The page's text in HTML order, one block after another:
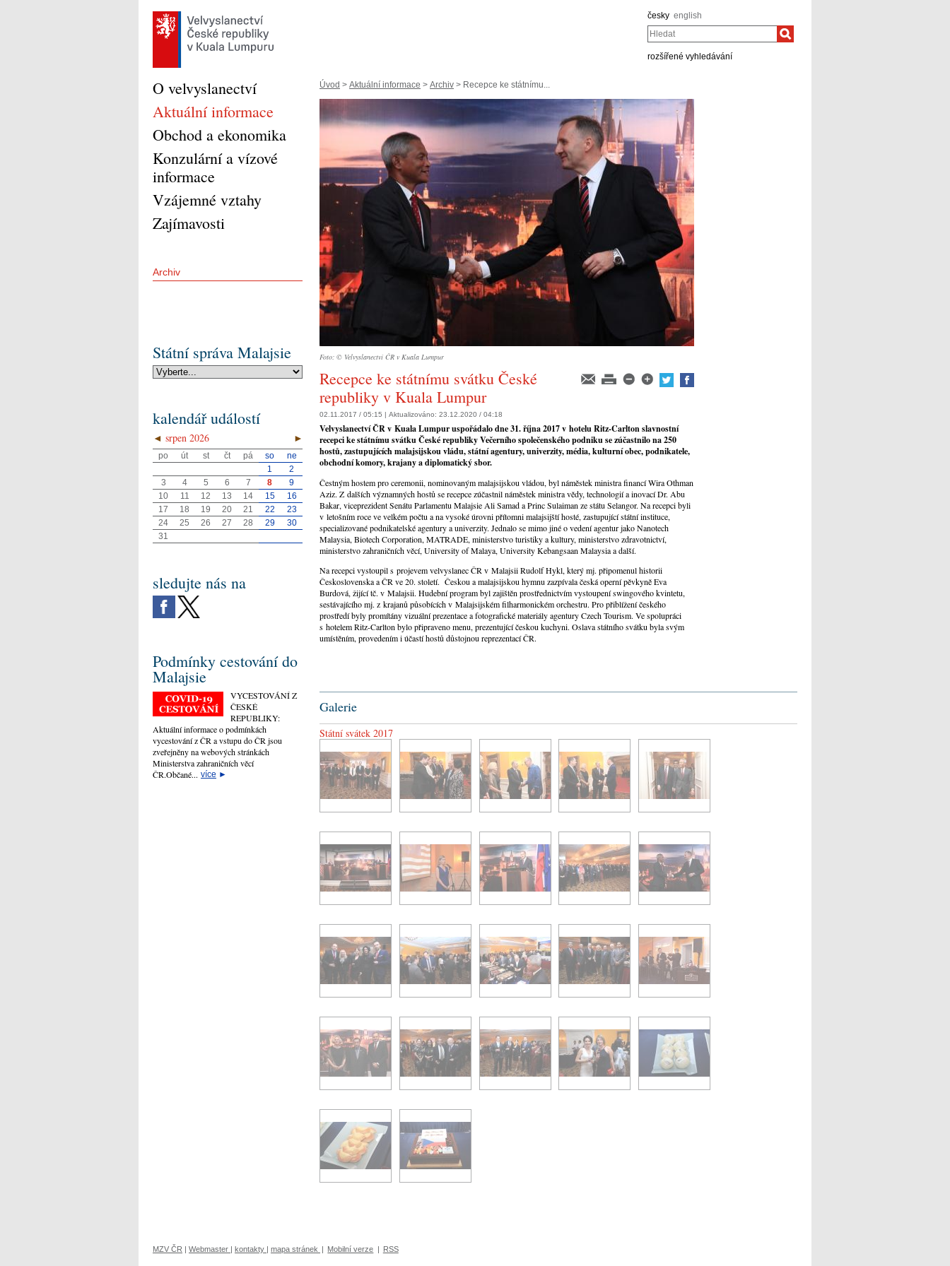
česky english
Hledat
rozšířené vyhledávání
Úvod > Aktuální informace > Archiv > Recepce ke státnímu...
Foto: © Velvyslanectví ČR v Kuala Lumpur
Recepce ke státnímu svátku České
republiky v Kuala Lumpur
02.11.2017 / 05:15 | Aktualizováno: 23.12.2020 / 04:18
Velvyslanectví ČR v Kuala Lumpur uspořádalo dne 31. října 2017 v hotelu Ritz-Carlton slavnostní
recepci ke státnímu svátku České republiky Večerního společenského podniku se zúčastnilo na 250
hostů, zastupujících malajsijskou vládu, státní agentury, univerzity, média, kulturní obec, podnikatele,
obchodní komory, krajany a diplomatický sbor.
Čestným hostem pro ceremonii, nominovaným malajsijskou vládou, byl náměstek ministra financí Wira Othman
Aziz. Z dalších významných hostů se recepce zúčastnil náměstek ministra vědy, technologií a inovací Dr. Abu
Bakar, viceprezident Senátu Parlamentu Malajsie Ali Samad a Princ Sulaiman ze státu Selangor. Na recepci byli
v letošním roce ve velkém počtu a na vysoké úrovni přítomni malajsijští hosté, zastupující státní instituce,
specializované podnikatelské agentury a univerzity. Jednalo se mimo jiné o vedení agentur jako Nanotech
Malaysia, Biotech Corporation, MATRADE, ministerstvo turistiky a kultury, ministerstvo zdravotnictví,
ministerstvo zahraničních věcí, University of Malaya, University Kebangsaan Malaysia a další.
Na recepci vystoupil s projevem velvyslanec ČR v Malajsii Rudolf Hykl, který mj. připomenul historii
Československa a ČR ve 20. století. Českou a malajsijskou hymnu zazpívala česká operní pěvkyně Eva
Burdová, žijící tč. v Malajsii. Hudební program byl zajištěn prostřednictvím vystoupení swingového kvintetu,
sestávajícího mj. z krajanů působících v Malajsijském filharmonickém orchestru. Pro přiblížení českého
prostředí byly promítány vizuální prezentace a fotografické materiály agentury Czech Tourism. Ve spolupráci
s hotelem Ritz-Carlton bylo připraveno menu, prezentující českou kuchyni. Oslava státního svátku byla svým
umístěním, provedením i účastí hostů důstojnou reprezentací ČR.
Galerie
Státní svátek 2017
O velvyslanectví
Aktuální informace
Obchod a ekonomika
Konzulární a vízové
informace
Vzájemné vztahy
Zajímavosti
Archiv
Státní správa Malajsie
kalendář událostí
◄ ►
srpen 2026
po út st čt pá so
ne
1
2
3
4 5 6 7 8
9
10
11 12 13 14 15
16
17
18 19 20 21 22
23
24
25 26 27 28 29
30
31
sledujte nás na
Podmínky cestování do
Malajsie
VYCESTOVÁNÍ Z
ČESKÉ
REPUBLIKY:
Aktuální informace o podmínkách
vycestování z ČR a vstupu do ČR jsou
zveřejněny na webových stránkách
Ministerstva zahraničních věcí
ČR.Občané... více ►
MZV ČR Webmaster kontakty mapa stránek Mobilní verze RSS